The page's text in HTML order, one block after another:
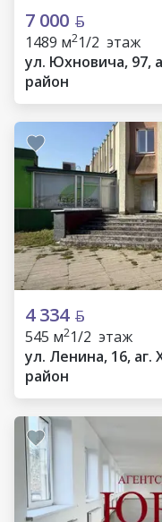
7 000
1489 м21/2 этаж
ул. Юхновича, 97,
район
4 334
545 м21/2 этаж
ул. Ленина, 16,
район